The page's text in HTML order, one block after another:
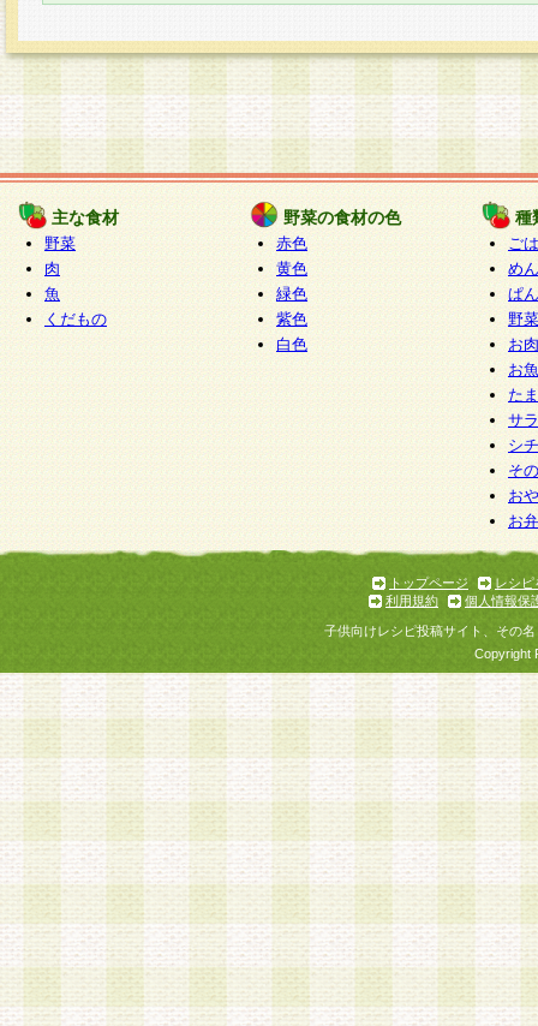
主な食材
野菜
肉
魚
くだもの
野菜の食材の色
赤色
黄色
緑色
紫色
白色
種
ご
めん
ぱん
野
お
お
た
サ
シ
そ
お
お
トップページ
レシピ
利用規約
個人情報保
子供向けレシピ投稿サイト、その
Copyright